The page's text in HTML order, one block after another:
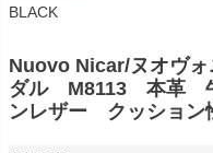
BLACK
Nuovo Nicar/ヌオヴ
ダル M8113 本革
ンレザー クッション